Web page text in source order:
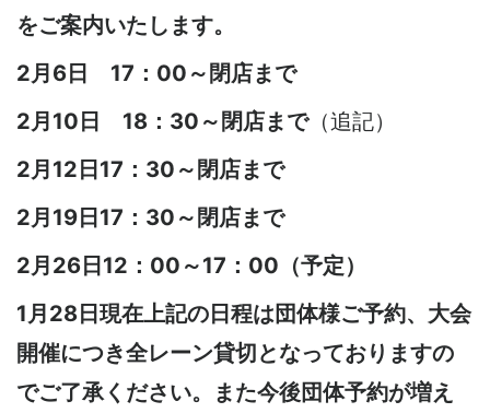
をご案内いたします。
2月6日 17：00～閉店まで
2月10日 18：30～閉店まで（追記）
2月12日17：30～閉店まで
2月19日17：30～閉店まで
2月26日12：00～17：00（予定）
1月28日現在上記の日程は団体様ご予約、大会
開催につき全レーン貸切となっておりますの
でご了承ください。また今後団体予約が増え